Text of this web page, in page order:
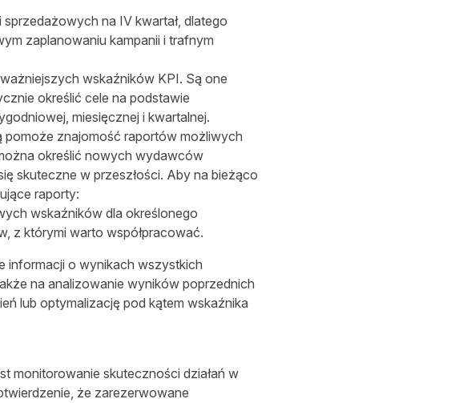
na IV kwartał, dlatego
zaplanowaniu kampanii i trafnym
wskaźników KPI. Są one
określić cele na podstawie
miesięcznej i kwartalnej.
znajomość raportów możliwych
określić nowych wydawców
skuteczne w przeszłości. Aby na bieżąco
raporty:
wskaźników dla określonego
z którymi warto współpracować.
informacji o wynikach wszystkich
na analizowanie wyników poprzednich
lub optymalizację pod kątem wskaźnika
monitorowanie skuteczności działań w
że zarezerwowane